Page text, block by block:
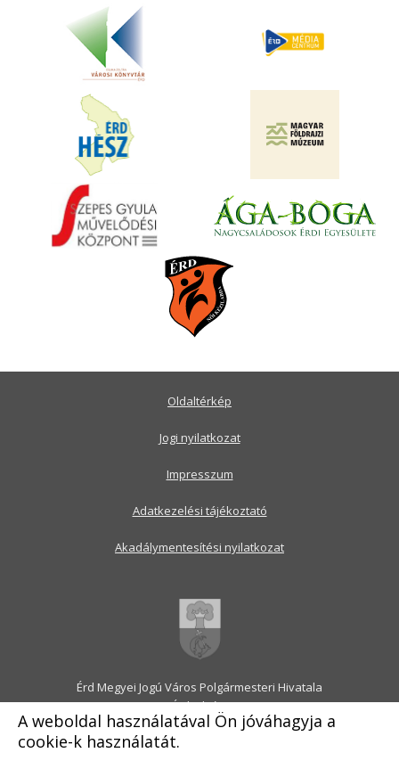
A weboldal használatával Ön jóváhagyja a
cookie-k használatát.
Érd Megyei Jogú Város Polgármesteri Hivatala
2030 Érd, Alsó utca 1.
Levélcím: 2031 Érd, Pf.: 31
E-mail:onkormanyzat@erd.hu
Oldaltérkép
Jogi nyilatkozat
Impresszum
Adatkezelési tájékoztató
Akadálymentesítési nyilatkozat